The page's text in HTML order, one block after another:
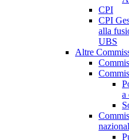
CPI
CPI
alla
UBS
Altre
a